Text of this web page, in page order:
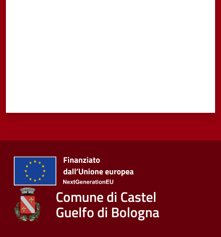
Comune di Castel
Guelfo di Bologna